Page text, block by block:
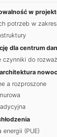
w
potrzeb w
dla centrum
czynniki do
a rozproszone
(PUE)